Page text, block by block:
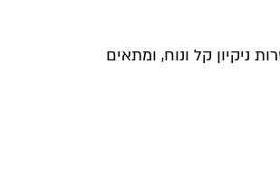
ניקיון קל ונוח, ומתאים